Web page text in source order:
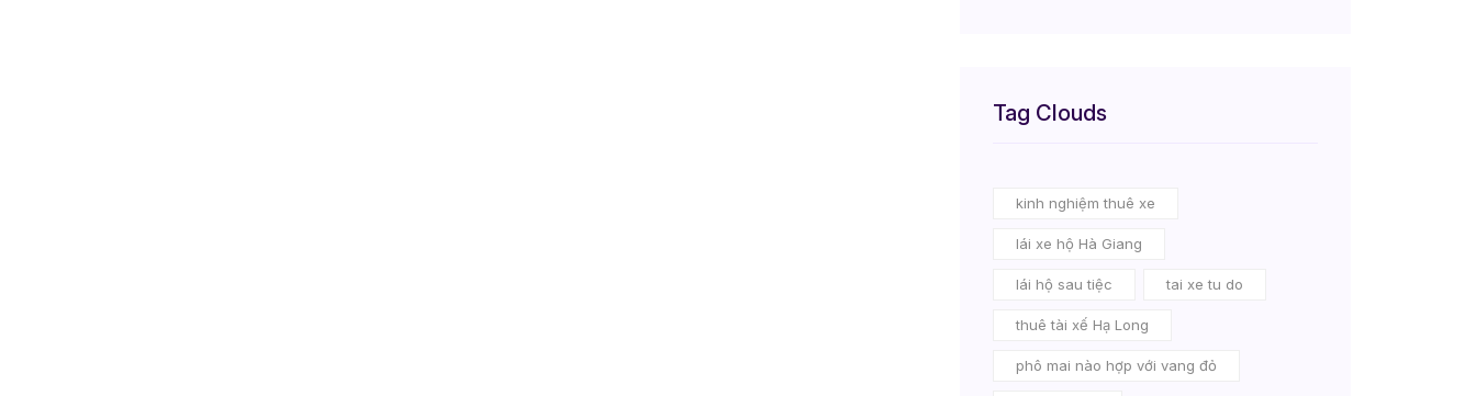
Tag Clouds
kinh nghiệm thuê xe
lái xe hộ Hà Giang
lái hộ sau tiệc tai xe tu do
thuê tài xế Hạ Long
phô mai nào hợp với vang đỏ